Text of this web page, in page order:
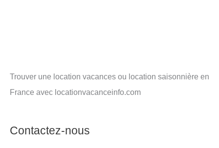
Trouver une location vacances ou location saisonnière en
France avec locationvacanceinfo.com
Contactez-nous